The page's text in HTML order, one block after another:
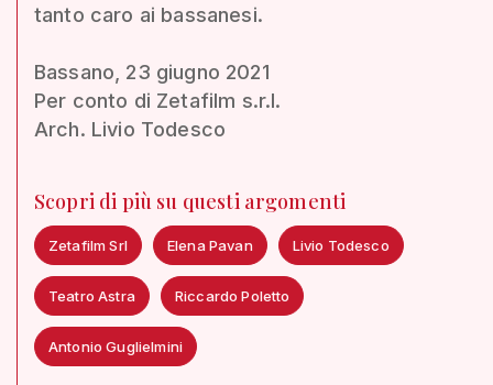
tanto caro ai bassanesi.
Bassano, 23 giugno 2021
Per conto di Zetafilm s.r.l.
Arch. Livio Todesco
Scopri di più su questi argomenti
Zetafilm Srl Elena Pavan Livio Todesco
Teatro Astra Riccardo Poletto
Antonio Guglielmini